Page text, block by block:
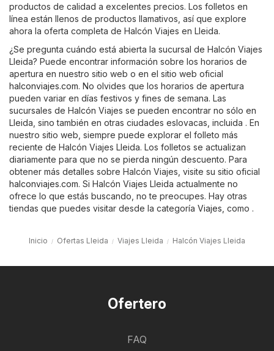
productos de calidad a excelentes precios. Los folletos en
línea están llenos de productos llamativos, así que explore
ahora la oferta completa de Halcón Viajes en Lleida.
¿Se pregunta cuándo está abierta la sucursal de Halcón Viajes
Lleida? Puede encontrar información sobre los horarios de
apertura en nuestro sitio web o en el sitio web oficial
halconviajes.com. No olvides que los horarios de apertura
pueden variar en días festivos y fines de semana. Las
sucursales de Halcón Viajes se pueden encontrar no sólo en
Lleida, sino también en otras ciudades eslovacas, incluida . En
nuestro sitio web, siempre puede explorar el folleto más
reciente de Halcón Viajes Lleida. Los folletos se actualizan
diariamente para que no se pierda ningún descuento. Para
obtener más detalles sobre Halcón Viajes, visite su sitio oficial
halconviajes.com. Si Halcón Viajes Lleida actualmente no
ofrece lo que estás buscando, no te preocupes. Hay otras
tiendas que puedes visitar desde la categoría Viajes , como .
Inicio Ofertas Lleida Viajes Lleida Halcón Viajes Lleida
Ofertero
FAQ